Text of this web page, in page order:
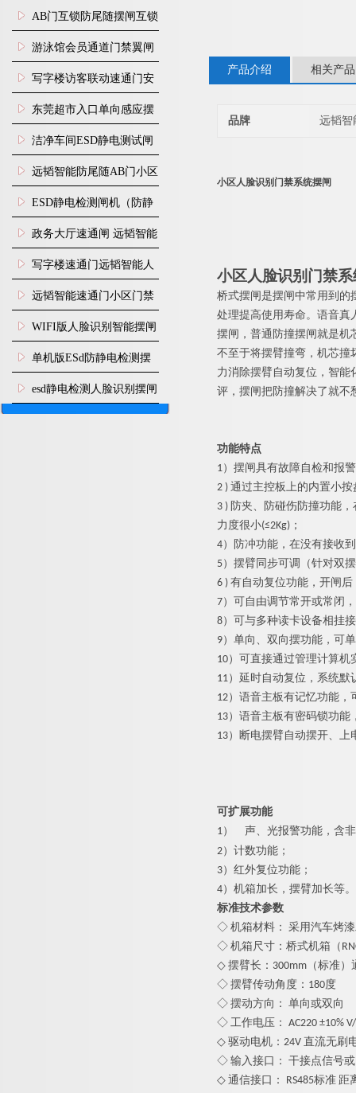
尘车间防静电闸机
AB门互锁防尾随摆闸互锁
闸机
游泳馆会员通道门禁翼闸
写字楼访客联动速通门安
装
东莞超市入口单向感应摆
闸安装
洁净车间ESD静电测试闸
机
远韬智能防尾随AB门小区
门禁闸机安装
​ESD静电检测闸机（防静
电门禁通道系统）
政务大厅速通闸 远韬智能
防尾随静音速通门
写字楼速通门远韬智能人
脸识别快速通道闸
远韬智能速通门小区门禁
闸机食堂消费摆闸
WIFI版人脸识别智能摆闸
机
单机版ESd防静电检测摆
闸机
esd静电检测人脸识别摆闸
安装
产品介绍 相关产品
品牌 远韬智
小区人脸识别门禁系统摆闸
小区人脸识别门禁
桥式摆闸是摆闸中常用到的
处理提高使用寿命。语音真
摆闸，普通防撞摆闸就是机
不至于将摆臂撞弯，机芯撞
力消除摆臂自动复位，智能
评，摆闸把防撞解决了就不
功能特点
1） 摆闸具有故障自检和报
2 ) 通过主控板上的内置小
3 ) 防夹、防碰伤防撞功能
力度很小(≤2Kg)；
4）防冲功能，在没有接收
5）摆臂同步可调（针对双
6 ) 有自动复位功能，开闸
7）可自由调节常开或常闭
8）可与多种读卡设备相挂
9）单向、双向摆功能，可
10）可直接通过管理计算机
11）延时自动复位，系统默
12）语音主板有记忆功能，
13）语音主板有密码锁功
13）断电摆臂自动摆开、
可扩展功能
1）
声、光报警功能，含
2）计数功能；
3）红外复位功能；
4）机箱加长，摆臂加长等。
标准技术参数
◇ 机箱材料： 采用汽车烤
◇ 机箱尺寸：桥式机箱（
◇ 摆臂长： 300mm（标准）
◇ 摆臂传动角度：180度
◇ 摆动方向： 单向或双向
◇ 工作电压： AC220 ±10% V/
◇ 驱动电机：24V 直流无刷
◇ 输入接口： 干接点信号或
◇ 通信接口： RS485标准 距